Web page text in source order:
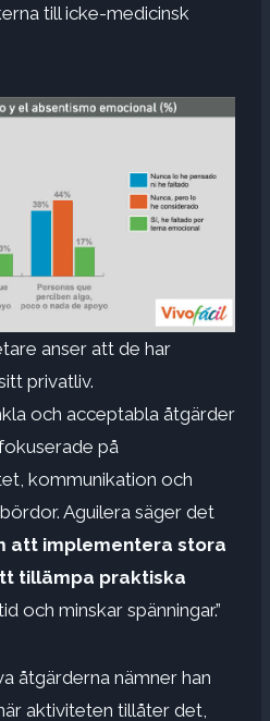
till icke-medicinsk
anser att de har
privatliv.
och acceptabla åtgärder
på
kommunikation och
Aguilera säger det
att implementera stora
tillämpa praktiska
och minskar spänningar.”
åtgärderna nämner han
aktiviteten tillåter det,